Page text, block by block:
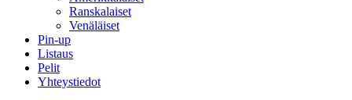
Ranskalaiset
Venäläiset
Pin-up
Listaus
Pelit
Yhteystiedot